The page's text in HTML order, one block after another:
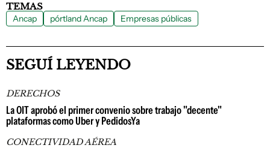
TEMAS
Ancap pórtland Ancap Empresas públicas
SEGUÍ LEYENDO
DERECHOS
La OIT aprobó el primer convenio sobre trabajo "decente"
plataformas como Uber y PedidosYa
CONECTIVIDAD AÉREA